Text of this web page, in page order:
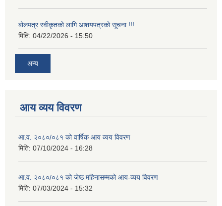
बोलपत्र स्वीकृतको लागि आशयपत्रको सूचना !!!
मिति: 04/22/2026 - 15:50
अन्य
आय व्यय विवरण
आ.व. २०८०/०८१ को वार्षिक आय व्यय विवरण
मिति: 07/10/2024 - 16:28
आ.व. २०८०/०८१ को जेष्ठ महिनासम्मको आय-व्यय विवरण
मिति: 07/03/2024 - 15:32